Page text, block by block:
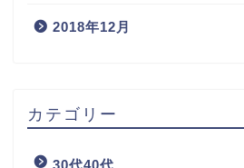
2018年12月
カテゴリー
30代40代